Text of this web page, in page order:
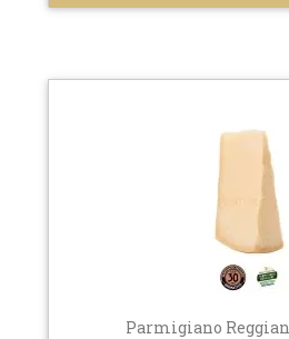
Parmigiano